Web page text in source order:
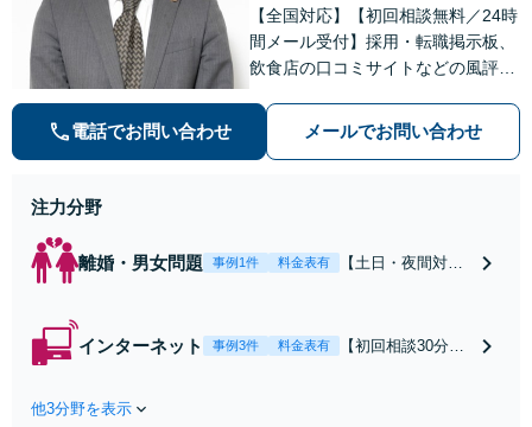
【全国対応】【初回相談無料／24時
間メール受付】採用・転職掲示板、
飲食店の口コミサイトなどの風評被
の種類を問わず相談可。可能な限り
早期対応で駆けつけサポート【労
電話でお問い合わせ メールでお問い合わせ
注力分野
離婚・男女問題 事例1件 料金表有
【土日・夜間対応
れたら、サインす
インターネット 事例3件 料金表有
【初回相談30分無
他3分野を表示